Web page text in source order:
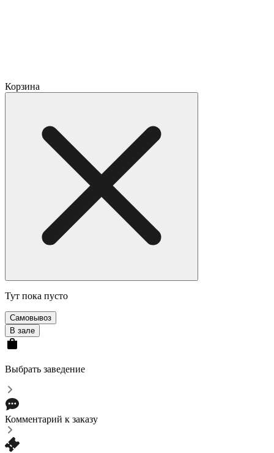
Корзина
Тут пока пусто
Самовывоз
В зале
Выбрать заведение
Комментарий к заказу